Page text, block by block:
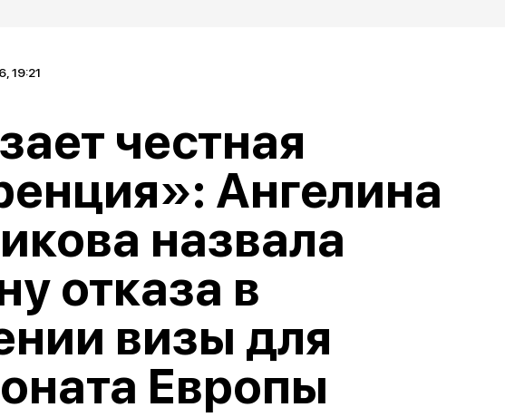
19:21
честная
Ангелина
назвала
отказа в
визы для
Европы